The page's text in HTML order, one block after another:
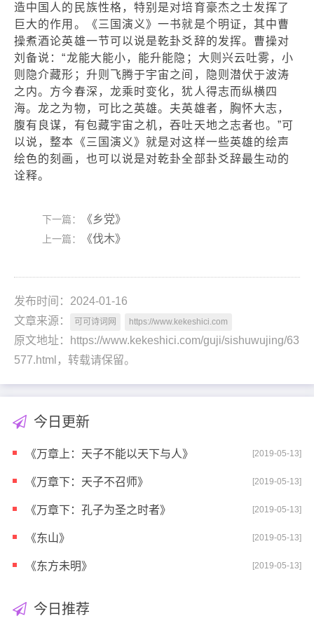
造中国人的民族性格，特别是对培育豪杰之士发挥了
巨大的作用。《三国演义》一书就是个明证，其中曹
操煮酒论英雄一节可以说是乾卦爻辞的发挥。曹操对
刘备说：“龙能大能小，能升能隐；大则兴云吐雾，小
则隐介藏形；升则飞腾于宇宙之间，隐则潜伏于波涛
之内。方今春深，龙乘时变化，犹人得志而纵横四
海。龙之为物，可比之英雄。夫英雄者，胸怀大志，
腹有良谋，有包藏宇宙之机，吞吐天地之志者也。”可
以说，整本《三国演义》就是对这样一些英雄的绘声
绘色的刻画，也可以说是对乾卦全部卦爻辞最生动的
诠释。
下一篇： 《乡党》
上一篇： 《伐木》
发布时间：2024-01-16
文章来源：
可可诗词网 https://www.kekeshici.com
原文地址：https://www.kekeshici.com/guji/sishuwujing/63
577.html，转载请保留。
今日更新
《万章上：天子不能以天下与人》 [2019-05-13]
《万章下：天子不召师》 [2019-05-13]
《万章下：孔子为圣之时者》 [2019-05-13]
《东山》 [2019-05-13]
《东方未明》 [2019-05-13]
今日推荐